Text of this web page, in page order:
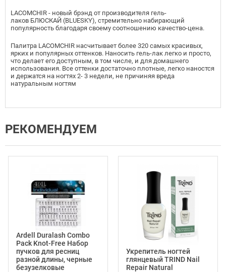
LACOMCHIR - новый брэнд от производителя гель-
лаков БЛЮСКАЙ (BLUESKY), стремительно набирающий
популярность благодаря своему соотношению качество-цена.
Палитра LACOMCHIR насчитывает более 320 самых красивых,
ярких и популярных оттенков. Наносить гель-лак легко и просто,
что делает его доступным, в том числе, и для домашнего
использования. Все оттенки достаточно плотные, легко наностся
и держатся на ногтях 2- 3 недели, не причиняя вреда
натуральным ногтям
РЕКОМЕНДУЕМ
Ardell Duralash Combo
Pack Knot-Free Набор
пучков для ресниц
разной длины, черные
безузелковые
Укрепитель ногтей
глянцевый TRIND Nail
Repair Natural